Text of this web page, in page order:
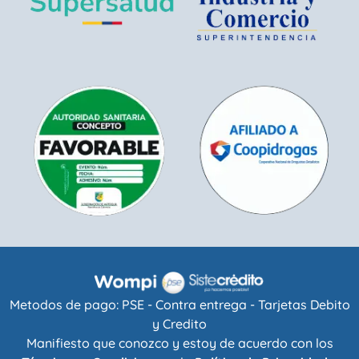
Metodos de pago: PSE - Contra entrega - Tarjetas Debito
y Credito
Manifiesto que conozco y estoy de acuerdo con los